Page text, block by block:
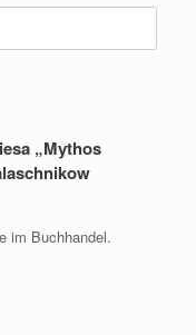
„Mythos
im Buchhandel.